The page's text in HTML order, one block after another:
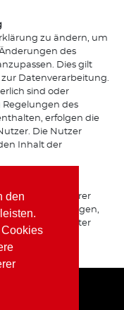
den
zu ändern, um
des
Dies gilt
Datenverarbeitung.
sind oder
des
erfolgen die
Die Nutzer
Inhalt der
oder Nutzung Ihrer
Berichtigungen,
Widerruf erteilter